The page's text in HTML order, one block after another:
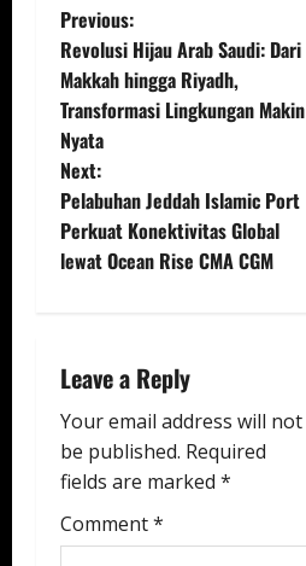
P
o
s
t
n
a
i
g
a
t
Previous:
Revolusi Hijau Arab Saudi: Dari
Makkah hingga Riyadh,
Transformasi Lingkungan Makin
Nyata
Next:
Pelabuhan Jeddah Islamic Port
Perkuat Konektivitas Global
lewat Ocean Rise CMA CGM
Leave a Reply
Your email address will not
be published. Required
fields are marked *
Comment*